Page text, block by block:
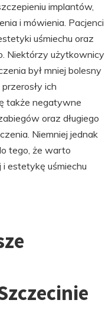
implantów,
i mówienia. Pacjenci
uśmiechu oraz
Niektórzy użytkownicy
był mniej bolesny
ich
także negatywne
oraz długiego
Niemniej jednak
tego, że warto
estetykę uśmiechu